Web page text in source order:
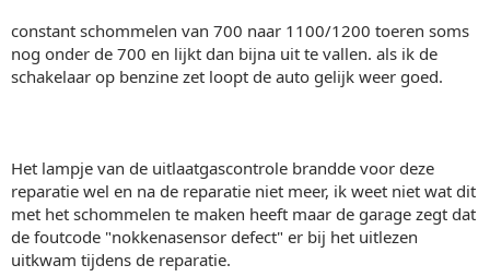
constant schommelen van 700 naar 1100/1200 toeren soms
nog onder de 700 en lijkt dan bijna uit te vallen. als ik de
schakelaar op benzine zet loopt de auto gelijk weer goed.
Het lampje van de uitlaatgascontrole brandde voor deze
reparatie wel en na de reparatie niet meer, ik weet niet wat dit
met het schommelen te maken heeft maar de garage zegt dat
de foutcode "nokkenasensor defect" er bij het uitlezen
uitkwam tijdens de reparatie.